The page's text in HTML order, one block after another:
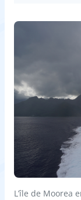
L’île de Moorea